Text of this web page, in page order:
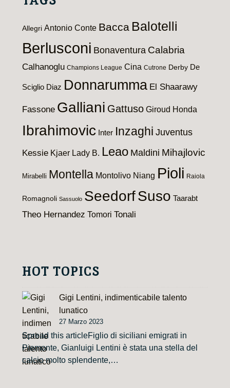
Allegri Antonio Conte Bacca Balotelli
Berlusconi Bonaventura Calabria
Calhanoglu Champions League Cina Cutrone Derby De
Sciglio Diaz Donnarumma El Shaarawy
Fassone Galliani Gattuso Giroud Honda
Ibrahimovic Inter Inzaghi Juventus
Kessie Kjaer Lady B. Leao Maldini Mihajlovic
Mirabelli Montella Montolivo Niang Pioli Raiola
Romagnoli Sassuolo SeedorfSuso Taarabt
Theo Hernandez Tomori Tonali
HOT TOPICS
Gigi Lentini, indimenticabile talento
lunatico
27 Marzo 2023
Spread this articleFiglio di siciliani emigrati in
Piemonte, Gianluigi Lentini è stata una stella del
calcio molto splendente,…